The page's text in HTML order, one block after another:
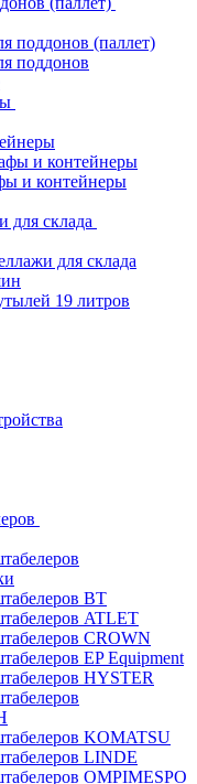
поддонов (паллет)
поддонов
и контейнеры
и контейнеры
для склада
для склада
19 литров
BT
ATLET
CROWN
EP Equipment
HYSTER
KOMATSU
LINDE
OMPIMESPO